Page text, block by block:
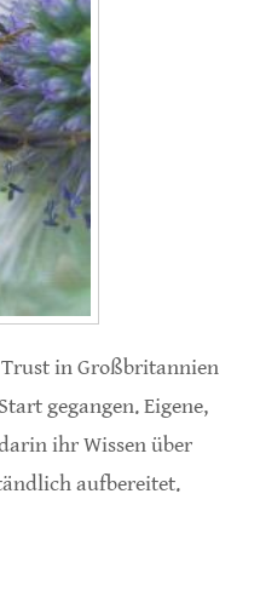
Trust in Großbritannien
gegangen. Eigene,
ihr Wissen über
aufbereitet.